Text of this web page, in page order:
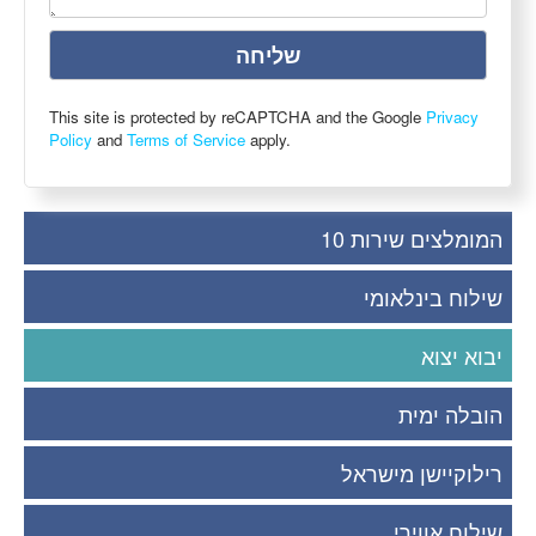
המומלצים שירות 10
שילוח בינלאומי
יבוא יצוא
הובלה ימית
רילוקיישן מישראל
This site is protected by reCAPTCHA and the Google Privacy
Policy and Terms of Service apply.